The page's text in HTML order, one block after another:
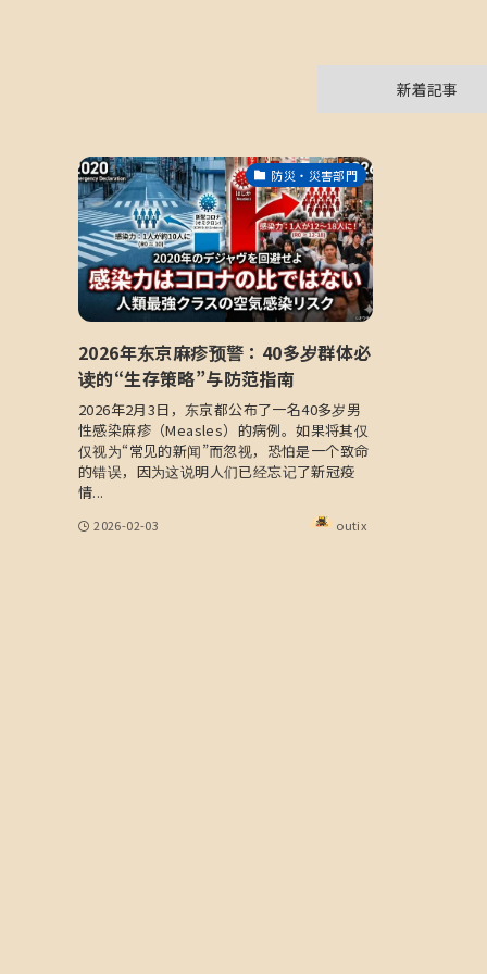
新着記事
防災・災害部門
2026年东京麻疹预警：40多岁群体必
读的“生存策略”与防范指南
2026年2月3日，东京都公布了一名40多岁男
性感染麻疹（Measles）的病例。如果将其仅
仅视为“常见的新闻”而忽视，恐怕是一个致命
的错误，因为这说明人们已经忘记了新冠疫
情...
2026-02-03 outix